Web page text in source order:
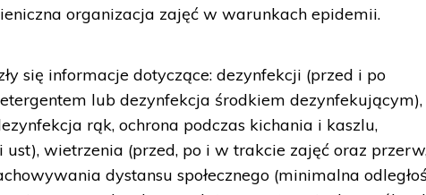
organizacja zajęć w warunkach epidemii.
się informacje dotyczące: dezynfekcji (przed i po
lub dezynfekcja środkiem dezynfekującym),
rąk, ochrona podczas kichania i kaszlu,
ust), wietrzenia (przed, po i w trakcie zajęć oraz
dystansu społecznego (minimalna